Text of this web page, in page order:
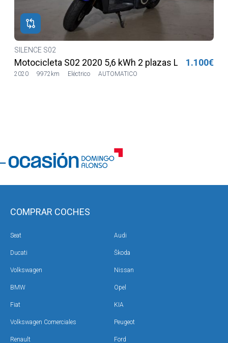
SILENCE S02
Motocicleta S02 2020 5,6 kWh 2 plazas Lilia LVSH
2020 9972km Eléctrico AUTOMATICO
1.100€
COMPRAR COCHES
Seat Audi
Ducati Škoda
Volkswagen Nissan
BMW Opel
Fiat KIA
Volkswagen Comerciales Peugeot
Renault Ford